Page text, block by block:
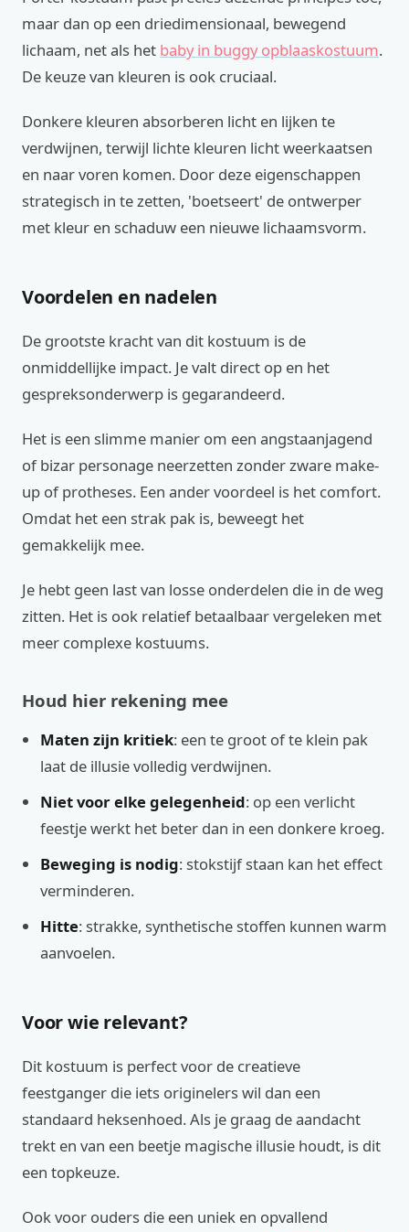
maar dan op een driedimensionaal, bewegend
lichaam, net als het baby in buggy opblaaskostuum.
De keuze van kleuren is ook cruciaal.
Donkere kleuren absorberen licht en lijken te
verdwijnen, terwijl lichte kleuren licht weerkaatsen
en naar voren komen. Door deze eigenschappen
strategisch in te zetten, 'boetseert' de ontwerper
met kleur en schaduw een nieuwe lichaamsvorm.
Voordelen en nadelen
De grootste kracht van dit kostuum is de
onmiddellijke impact. Je valt direct op en het
gespreksonderwerp is gegarandeerd.
Het is een slimme manier om een angstaanjagend
of bizar personage neerzetten zonder zware make-
up of protheses. Een ander voordeel is het comfort.
Omdat het een strak pak is, beweegt het
gemakkelijk mee.
Je hebt geen last van losse onderdelen die in de weg
zitten. Het is ook relatief betaalbaar vergeleken met
meer complexe kostuums.
Houd hier rekening mee
Maten zijn kritiek: een te groot of te klein pak
laat de illusie volledig verdwijnen.
Niet voor elke gelegenheid: op een verlicht
feestje werkt het beter dan in een donkere kroeg.
Beweging is nodig: stokstijf staan kan het effect
verminderen.
Hitte: strakke, synthetische stoffen kunnen warm
aanvoelen.
Voor wie relevant?
Dit kostuum is perfect voor de creatieve
feestganger die iets originelers wil dan een
standaard heksenhoed. Als je graag de aandacht
trekt en van een beetje magische illusie houdt, is dit
een topkeuze.
Ook voor ouders die een uniek en opvallend